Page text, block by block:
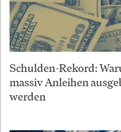
Schulden-Rekord:
massiv Anleihen
werden